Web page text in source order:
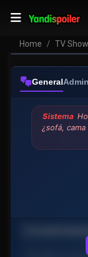
Home TV
GeneralAdmin
Sistema
¿sofá,